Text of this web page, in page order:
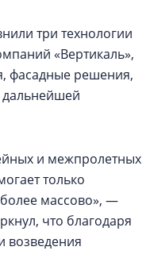
три технологии
«Вертикаль»,
фасадные решения,
дальнейшей
и межпролетных
только
массово», —
что благодаря
возведения